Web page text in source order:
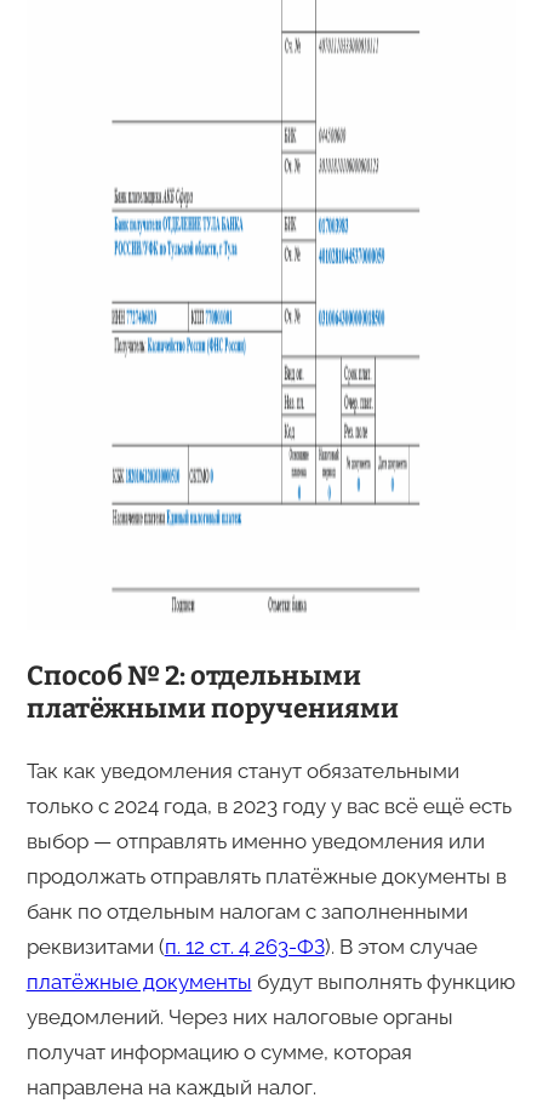
Способ № 2: отдельными
платёжными поручениями
Так как уведомления станут обязательными
только с 2024 года, в 2023 году у вас всё ещё есть
выбор — отправлять именно уведомления или
продолжать отправлять платёжные документы в
банк по отдельным налогам с заполненными
реквизитами (п. 12 ст. 4 263-ФЗ). В этом случае
платёжные документы будут выполнять функцию
уведомлений. Через них налоговые органы
получат информацию о сумме, которая
направлена на каждый налог.